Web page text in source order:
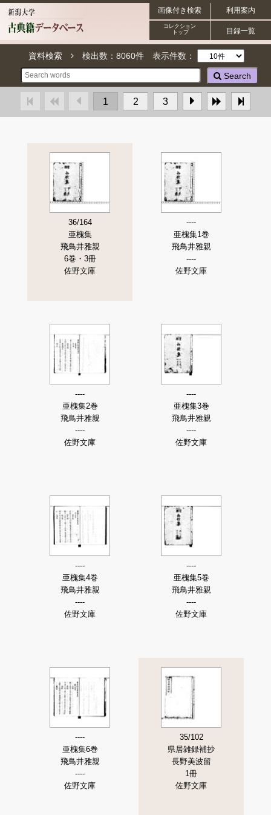
利用案内
画像付き検索
目録一覧
コレクション
トップ
資料検索 検出数： 8060件 表示件数：
Search
1 2 3
36/164
亜槐集
飛鳥井雅親
6巻・3冊
佐野文庫
----
亜槐集1巻
飛鳥井雅親
----
佐野文庫
----
亜槐集2巻
飛鳥井雅親
----
佐野文庫
----
亜槐集3巻
飛鳥井雅親
----
佐野文庫
----
亜槐集4巻
飛鳥井雅親
----
佐野文庫
----
亜槐集5巻
飛鳥井雅親
----
佐野文庫
----
亜槐集6巻
飛鳥井雅親
----
佐野文庫
35/102
県居雑録補抄
長野美波留
1冊
佐野文庫